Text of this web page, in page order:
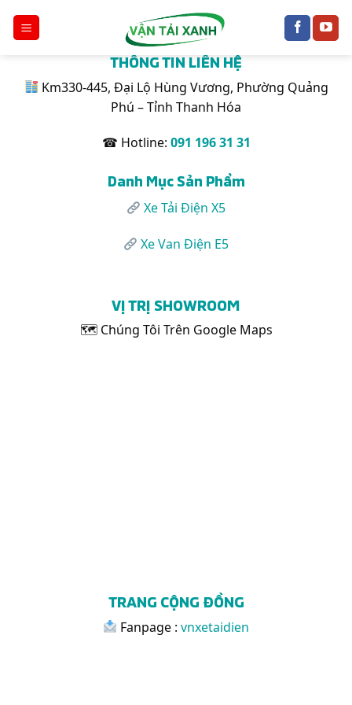
Chuyển
đến
dung
THÔNG TIN LIÊN HỆ
Km330-445, Đại Lộ Hùng Vương, Phường Quảng
Phú – Tỉnh Thanh Hóa
☎ Hotline: 091 196 31 31
Danh Mục Sản Phẩm
Xe Tải Điện X5
Xe Van Điện E5
VỊ TRỊ SHOWROOM
🗺 Chúng Tôi Trên Google Maps
TRANG CỘNG ĐỒNG
Fanpage :vnxetaidien